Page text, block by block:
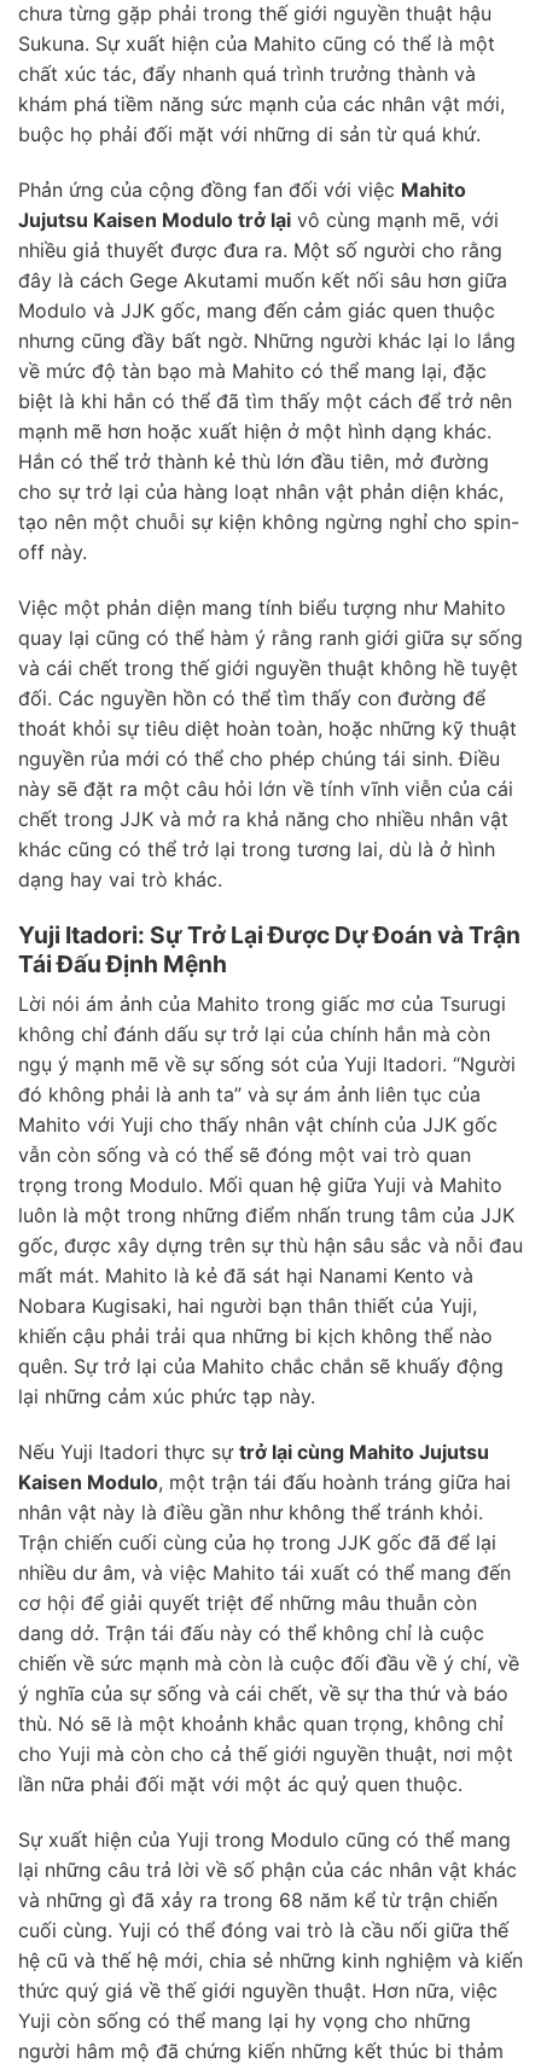
chưa từng gặp phải trong thế giới nguyền thuật hậu
Sukuna. Sự xuất hiện của Mahito cũng có thể là một
chất xúc tác, đẩy nhanh quá trình trưởng thành và
khám phá tiềm năng sức mạnh của các nhân vật mới,
buộc họ phải đối mặt với những di sản từ quá khứ.
Phản ứng của cộng đồng fan đối với việc Mahito
Jujutsu Kaisen Modulo trở lại vô cùng mạnh mẽ, với
nhiều giả thuyết được đưa ra. Một số người cho rằng
đây là cách Gege Akutami muốn kết nối sâu hơn giữa
Modulo và JJK gốc, mang đến cảm giác quen thuộc
nhưng cũng đầy bất ngờ. Những người khác lại lo lắng
về mức độ tàn bạo mà Mahito có thể mang lại, đặc
biệt là khi hắn có thể đã tìm thấy một cách để trở nên
mạnh mẽ hơn hoặc xuất hiện ở một hình dạng khác.
Hắn có thể trở thành kẻ thù lớn đầu tiên, mở đường
cho sự trở lại của hàng loạt nhân vật phản diện khác,
tạo nên một chuỗi sự kiện không ngừng nghỉ cho spin-
off này.
Việc một phản diện mang tính biểu tượng như Mahito
quay lại cũng có thể hàm ý rằng ranh giới giữa sự sống
và cái chết trong thế giới nguyền thuật không hề tuyệt
đối. Các nguyền hồn có thể tìm thấy con đường để
thoát khỏi sự tiêu diệt hoàn toàn, hoặc những kỹ thuật
nguyền rủa mới có thể cho phép chúng tái sinh. Điều
này sẽ đặt ra một câu hỏi lớn về tính vĩnh viễn của cái
chết trong JJK và mở ra khả năng cho nhiều nhân vật
khác cũng có thể trở lại trong tương lai, dù là ở hình
dạng hay vai trò khác.
Yuji Itadori: Sự Trở Lại Được Dự Đoán và Trận
Tái Đấu Định Mệnh
Lời nói ám ảnh của Mahito trong giấc mơ của Tsurugi
không chỉ đánh dấu sự trở lại của chính hắn mà còn
ngụ ý mạnh mẽ về sự sống sót của Yuji Itadori. “Người
đó không phải là anh ta” và sự ám ảnh liên tục của
Mahito với Yuji cho thấy nhân vật chính của JJK gốc
vẫn còn sống và có thể sẽ đóng một vai trò quan
trọng trong Modulo. Mối quan hệ giữa Yuji và Mahito
luôn là một trong những điểm nhấn trung tâm của JJK
gốc, được xây dựng trên sự thù hận sâu sắc và nỗi đau
mất mát. Mahito là kẻ đã sát hại Nanami Kento và
Nobara Kugisaki, hai người bạn thân thiết của Yuji,
khiến cậu phải trải qua những bi kịch không thể nào
quên. Sự trở lại của Mahito chắc chắn sẽ khuấy động
lại những cảm xúc phức tạp này.
Nếu Yuji Itadori thực sự trở lại cùng Mahito Jujutsu
Kaisen Modulo, một trận tái đấu hoành tráng giữa hai
nhân vật này là điều gần như không thể tránh khỏi.
Trận chiến cuối cùng của họ trong JJK gốc đã để lại
nhiều dư âm, và việc Mahito tái xuất có thể mang đến
cơ hội để giải quyết triệt để những mâu thuẫn còn
dang dở. Trận tái đấu này có thể không chỉ là cuộc
chiến về sức mạnh mà còn là cuộc đối đầu về ý chí, về
ý nghĩa của sự sống và cái chết, về sự tha thứ và báo
thù. Nó sẽ là một khoảnh khắc quan trọng, không chỉ
cho Yuji mà còn cho cả thế giới nguyền thuật, nơi một
lần nữa phải đối mặt với một ác quỷ quen thuộc.
Sự xuất hiện của Yuji trong Modulo cũng có thể mang
lại những câu trả lời về số phận của các nhân vật khác
và những gì đã xảy ra trong 68 năm kể từ trận chiến
cuối cùng. Yuji có thể đóng vai trò là cầu nối giữa thế
hệ cũ và thế hệ mới, chia sẻ những kinh nghiệm và kiến
thức quý giá về thế giới nguyền thuật. Hơn nữa, việc
Yuji còn sống có thể mang lại hy vọng cho những
người hâm mộ đã chứng kiến những kết thúc bi thảm